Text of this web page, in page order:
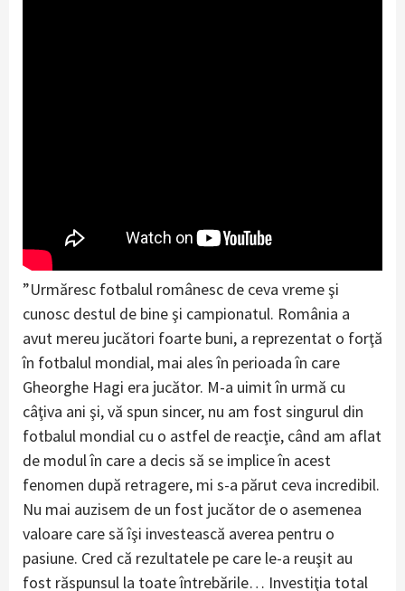
”Urmăresc fotbalul românesc de ceva vreme şi
cunosc destul de bine şi campionatul. România a
avut mereu jucători foarte buni, a reprezentat o forţă
în fotbalul mondial, mai ales în perioada în care
Gheorghe Hagi era jucător. M-a uimit în urmă cu
câţiva ani şi, vă spun sincer, nu am fost singurul din
fotbalul mondial cu o astfel de reacţie, când am aflat
de modul în care a decis să se implice în acest
fenomen după retragere, mi s-a părut ceva incredibil.
Nu mai auzisem de un fost jucător de o asemenea
valoare care să îşi investească averea pentru o
pasiune. Cred că rezultatele pe care le-a reuşit au
fost răspunsul la toate întrebările… Investiţia total